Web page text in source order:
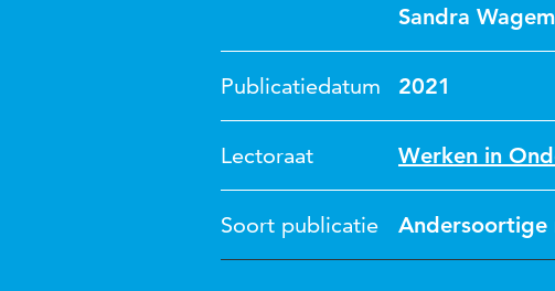
Sandra
Publicatiedatum 2021
Lectoraat Werken in
Soort publicatie Andersoortige